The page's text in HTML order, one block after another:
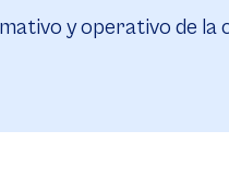
y operativo de